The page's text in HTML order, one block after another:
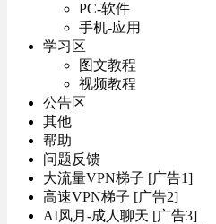
PC-软件
手机-应用
学习区
图文教程
视频教程
公告区
其他
帮助
问题反馈
大流量VPN梯子 [广告1]
高速VPN梯子 [广告2]
AI风月-成人聊天 [广告3]